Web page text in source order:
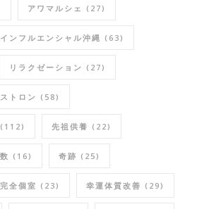
アワマルシェ (27)
インフルエンシャル沖縄 (63)
リラクゼーション (27)
トロン (58)
(112) 先祖供養 (22)
(16) 奇跡 (25)
完全個室 (23) 幸運体質改善 (29)